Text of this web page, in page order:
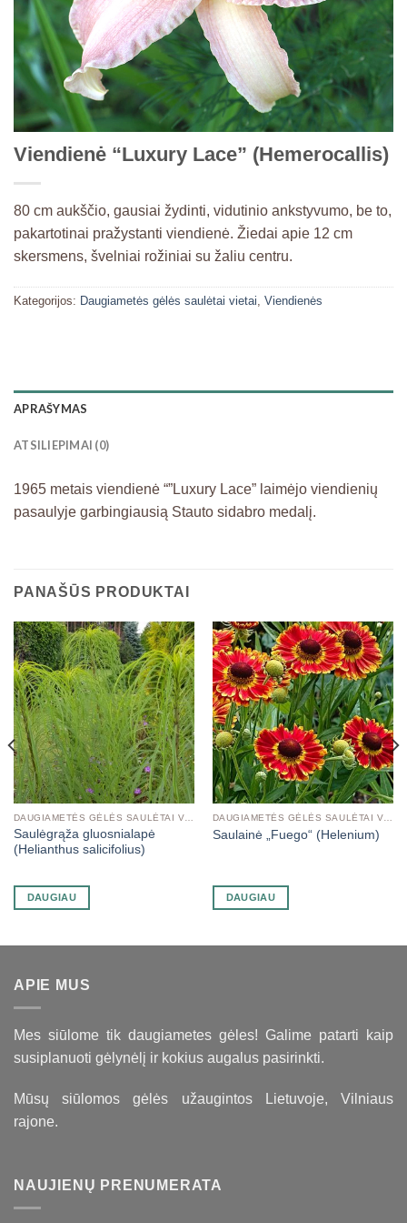
Viendienė “Luxury Lace” (Hemerocallis)
80 cm aukščio, gausiai žydinti, vidutinio ankstyvumo, be to,
pakartotinai pražystanti viendienė. Žiedai apie 12 cm
skersmens, švelniai rožiniai su žaliu centru.
Kategorijos: Daugiametės gėlės saulėtai vietai Viendienės
APRAŠYMAS
ATSILIEPIMAI (0)
1965 metais viendienė “”Luxury Lace” laimėjo viendienių
pasaulyje garbingiausią Stauto sidabro medalį.
PANAŠŪS PRODUKTAI
DAUGIAMETĖS GĖLĖS SAULĖTAI VIETAI
Saulėgrąža gluosnialapė
(Helianthus salicifolius)
DAUGIAU
DAUGIAMETĖS GĖLĖS SAULĖTAI VIETAI
Saulainė „Fuego“ (Helenium)
DAUGIAU
APIE MUS
Mes siūlome tik daugiametes gėles! Galime patarti kaip
susiplanuoti gėlynėlį ir kokius augalus pasirinkti.
Mūsų siūlomos gėlės užaugintos Lietuvoje, Vilniaus
rajone.
NAUJIENŲ PRENUMERATA